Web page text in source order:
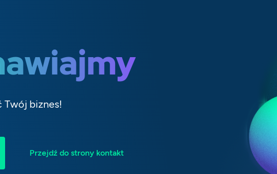
Twój biznes!
Przejdź do strony kontakt